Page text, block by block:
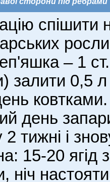
спішити
– 1
залити 0,5
ковтками.
день
тижні і
15-20 ягід
ніч